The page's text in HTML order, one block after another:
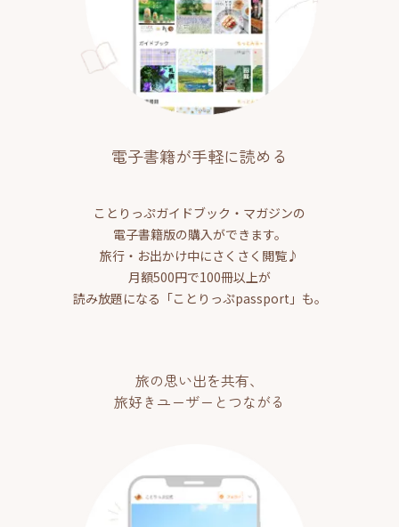
電子書籍が手軽に読める
ことりっぷガイドブック・マガジンの
電子書籍版の購入ができます。
旅行・お出かけ中にさくさく閲覧♪
月額500円で100冊以上が
読み放題になる「ことりっぷpassport」も。
旅の思い出を共有、
旅好きユーザーとつながる